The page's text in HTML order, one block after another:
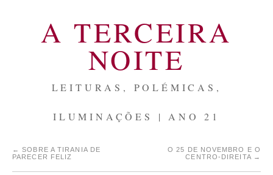
A TERCEIRA
NOITE
LEITURAS, POLÉMICAS,
ILUMINAÇÕES | ANO 21
← SOBRE A TIRANIA DE
PARECER FELIZ
O 25 DE NOVEMBRO E O
CENTRO-DIREITA →